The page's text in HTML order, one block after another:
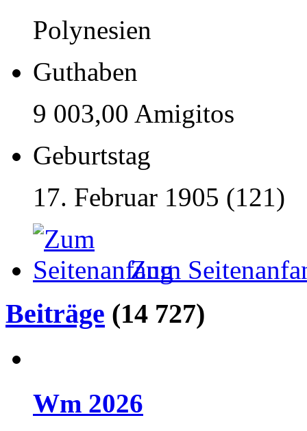
Polynesien
Guthaben
9 003,00 Amigitos
Geburtstag
17. Februar 1905 (121)
Zum
Beiträge (14 727)
Wm 2026